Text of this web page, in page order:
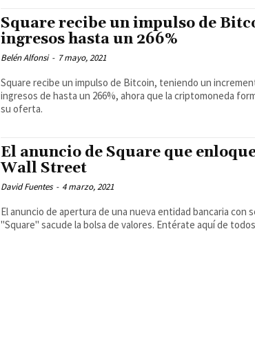
Square recibe un impulso de
ingresos hasta un 266%
Belén Alfonsi - 7 mayo, 2021
Square recibe un impulso de Bitcoin, teniendo un
ingresos de hasta un 266%, ahora que la criptomoneda
su oferta.
El anuncio de Square que
Wall Street
David Fuentes - 4 marzo, 2021
El anuncio de apertura de una nueva entidad bancaria con
"Square" sacude la bolsa de valores. Entérate aquí de